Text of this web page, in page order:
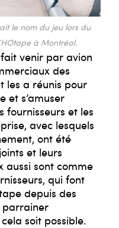
le nom du jeu lors du
à Montréal.
venir par avion
des
les a réunis pour
et s’amuser
fournisseurs et les
avec lesquels
ont été
et leurs
aussi sont comme
qui font
depuis des
parrainer
soit possible.